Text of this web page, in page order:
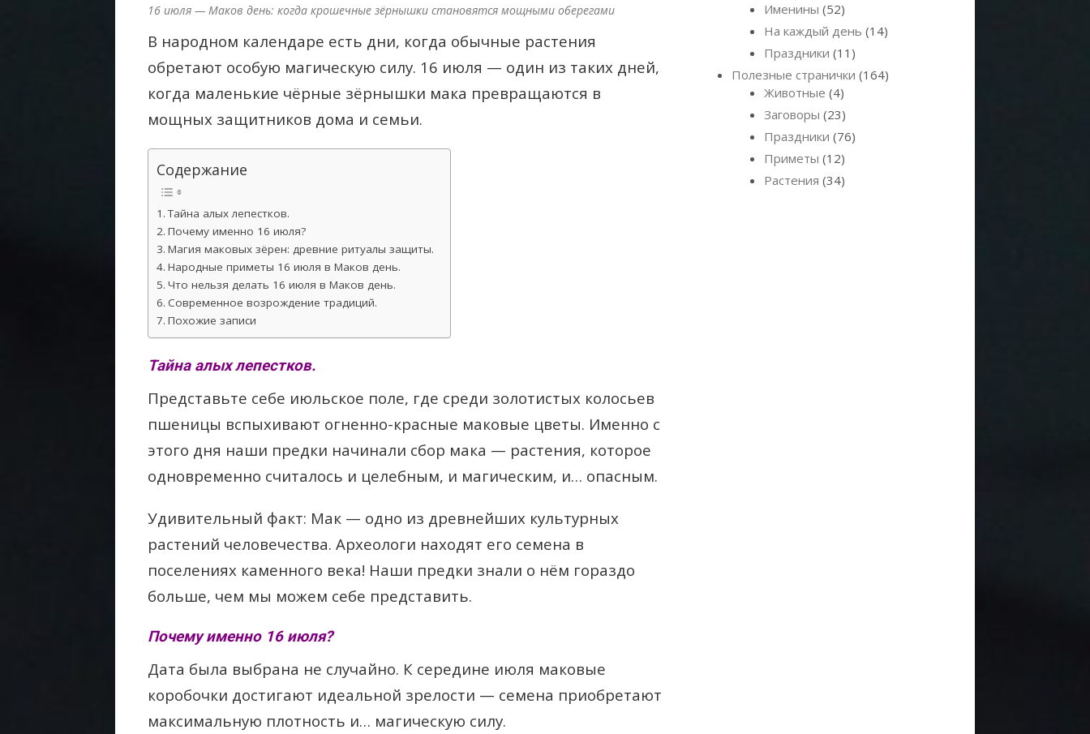
16 июля — Маков день: когда крошечные зёрнышки становятся мощными оберегами
В народном календаре есть дни, когда обычные растения
обретают особую магическую силу. 16 июля — один из таких дней,
когда маленькие чёрные зёрнышки мака превращаются в
мощных защитников дома и семьи.
Содержание
Тайна алых лепестков.
Почему именно 16 июля?
Магия маковых зёрен: древние ритуалы защиты.
Народные приметы 16 июля в Маков день.
Что нельзя делать 16 июля в Маков день.
Современное возрождение традиций.
Похожие записи
Тайна алых лепестков.
Представьте себе июльское поле, где среди золотистых колосьев
пшеницы вспыхивают огненно-красные маковые цветы. Именно с
этого дня наши предки начинали сбор мака — растения, которое
одновременно считалось и целебным, и магическим, и… опасным.
Удивительный факт: Мак — одно из древнейших культурных
растений человечества. Археологи находят его семена в
поселениях каменного века! Наши предки знали о нём гораздо
больше, чем мы можем себе представить.
Почему именно 16 июля?
Дата была выбрана не случайно. К середине июля маковые
коробочки достигают идеальной зрелости — семена приобретают
максимальную плотность и… магическую силу.
Именины (52)
На каждый день (14)
Праздники (11)
Полезные странички (164)
Животные (4)
Заговоры (23)
Праздники (76)
Приметы (12)
Растения (34)